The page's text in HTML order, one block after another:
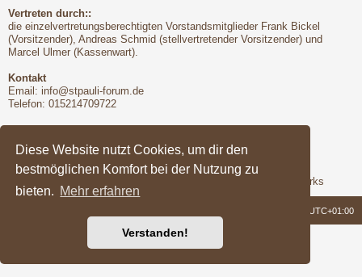
Diese Website nutzt Cookies, um dir den
bestmöglichen Komfort bei der Nutzung zu
bieten. Mehr erfahren
Verstanden!
Vertreten durch::
die einzelvertretungsberechtigten Vorstandsmitglieder Frank Bickel
(Vorsitzender), Andreas Schmid (stellvertretender Vorsitzender) und
Marcel Ulmer (Kassenwart).
Kontakt
Email: info@stpauli-forum.de
Telefon: 015214709722
Hinsichtlich der Nutzungsbedingungen gilt unser Disclaimer
Support
Das Forum wird freundlicherweise unterstützt von Q-MEX Networks
UTC+01:00
Powered byphpBB® Forum Software © phpBB Limited